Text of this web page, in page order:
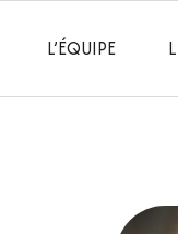
L’ÉQUIPE